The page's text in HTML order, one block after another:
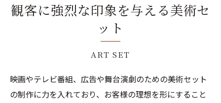
観客に強烈な印象を与える美術セ
ット
ART SET
映画やテレビ番組、広告や舞台演劇のための美術セット
の制作に力を入れており、お客様の理想を形にすること